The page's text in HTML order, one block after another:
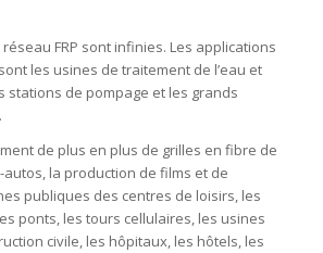
FRP sont infinies. Les applications
les usines de traitement de l’eau et
stations de pompage et les grands
de plus en plus de grilles en fibre de
la production de films et de
publiques des centres de loisirs, les
ponts, les tours cellulaires, les usines
civile, les hôpitaux, les hôtels, les